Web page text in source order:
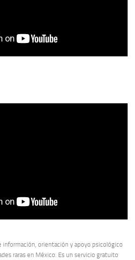
información, orientación y apoyo psicológico
raras en México. Es un servicio gratuito